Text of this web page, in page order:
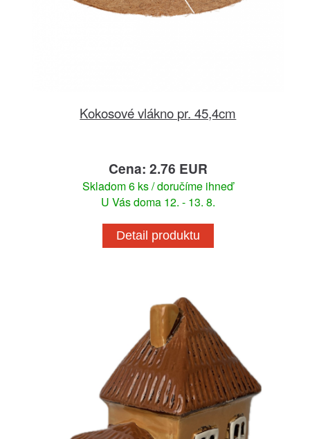
Kokosové vlákno pr. 45,4cm
Cena: 2.76 EUR
Skladom 6 ks / doručíme ihneď
U Vás doma 12. - 13. 8.
Detail produktu